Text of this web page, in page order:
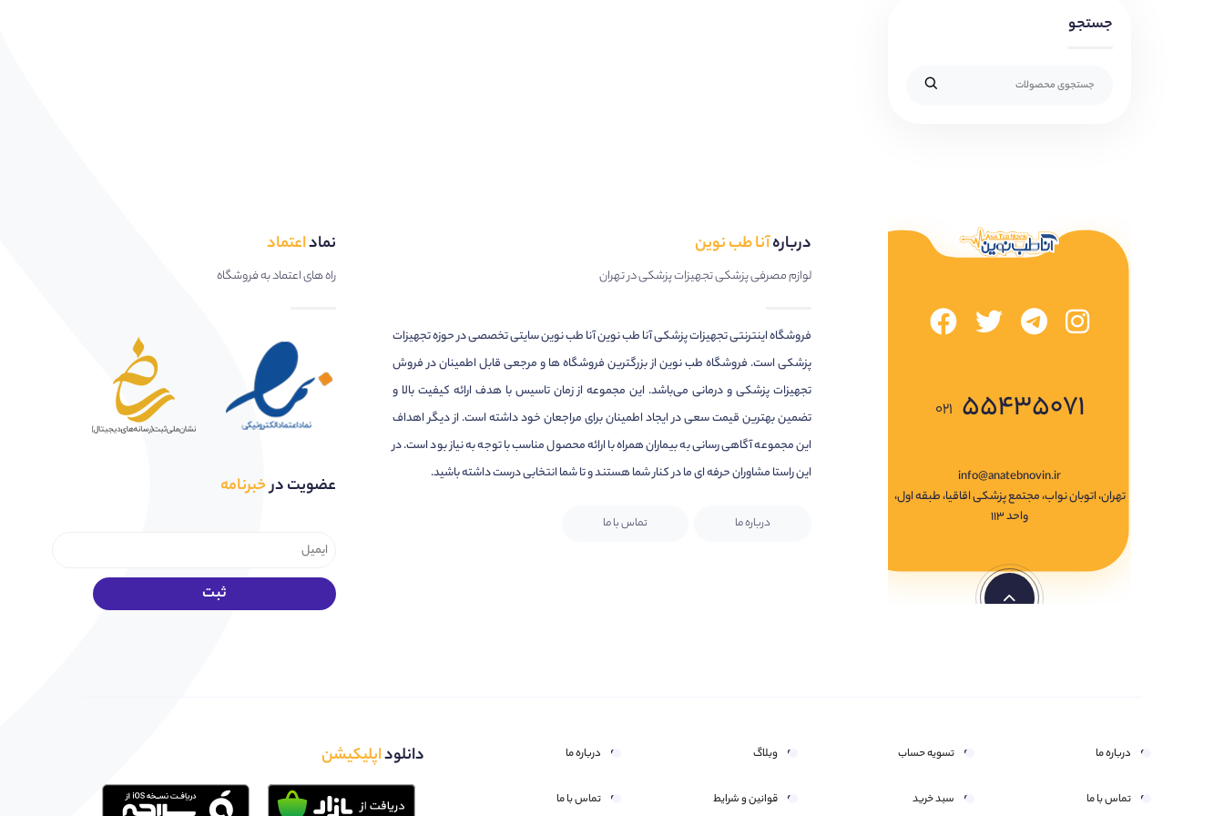
جستجو
۰۲۱ ۵۵۴۳۵۰۷۱
info@anatebnovin.ir
تهران، اتوبان نواب، مجتمع پزشکی اقاقیا، طبقه اول،
واحد ۱۱۳
دربارهآنا طب نوین
لوازم مصرفی پزشکی تجهیزات پزشکی در تهران
فروشگاه اینترنتی تجهیزات پزشکی آنا طب نوین آنا طب نوین سایتی تخصصی در حوزه تجهیزات
پزشکی است. فروشگاه طب نوین از بزرگترین فروشگاه ها و مرجعی قابل اطمینان در فروش
تجهیزات پزشکی و درمانی می‌باشد. این مجموعه از زمان تاسیس با هدف ارائه کیفیت بالا و
تضمین بهترین قیمت سعی در ایجاد اطمینان برای مراجعان خود داشته است. از دیگر اهداف
این مجموعه آگاهی رسانی به بیماران همراه با ارائه محصول مناسب با توجه به نیاز بود است. در
این راستا مشاوران حرفه ای ما در کنار شما هستند و تا شما انتخابی درست داشته باشید.
درباره ما تماس با ما
نماداعتماد
راه های اعتماد به فروشگاه
عضویت درخبرنامه
درباره ما
تماس با ما
تسویه حساب
سبد خرید
وبلاگ
قوانین و شرایط
درباره ما
تماس با ما
دانلوداپلیکیشن